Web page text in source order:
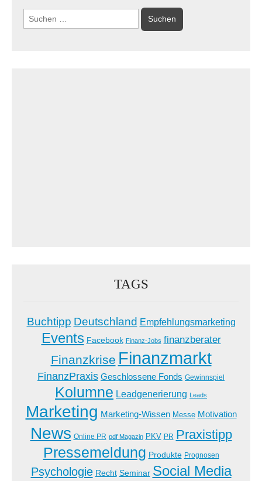
Suchen
nach:
TAGS
Buchtipp Deutschland Empfehlungsmarketing
Events Facebook Finanz-Jobs finanzberater
Finanzkrise Finanzmarkt
FinanzPraxis Geschlossene Fonds Gewinnspiel
Kolumne Leadgenerierung Leads
Marketing Marketing-Wissen Messe Motivation
News Online PR pdf Magazin PKV PR Praxistipp
Pressemeldung Produkte Prognosen
Psychologie Recht Seminar Social Media